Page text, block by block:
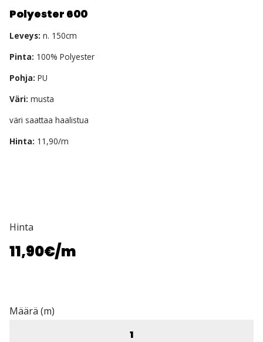
Polyester 600
Leveys: n. 150cm
Pinta: 100% Polyester
Pohja: PU
Väri: musta
väri saattaa haalistua
Hinta: 11,90/m
Hinta
11,90€/m
Määrä (m)